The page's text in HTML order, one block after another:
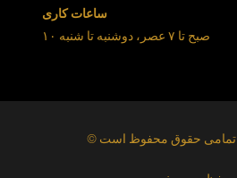
ساعات کاری
۱۰ صبح تا ۷ عصر، دوشنبه تا شنبه
- تمامی حقوق محفوظ است